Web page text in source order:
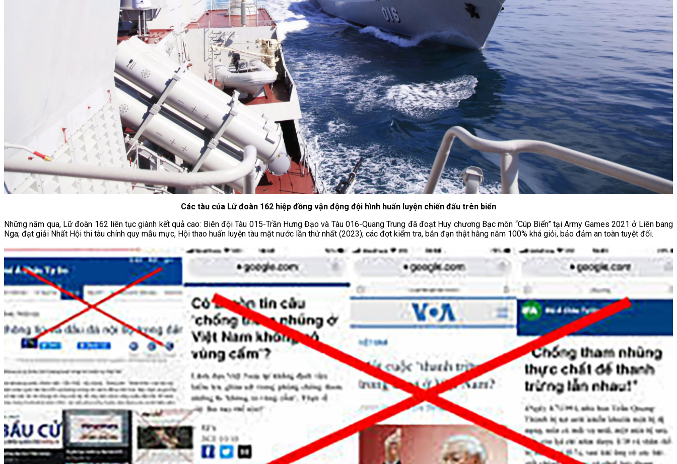
Các tàu của Lữ đoàn 162 hiệp đồng vận động đội hình huấn luyện chiến đấu trên biển
Những năm qua, Lữ đoàn 162 liên tục giành kết quả cao: Biên đội Tàu 015-Trần Hưng Đạo và Tàu 016-Quang Trung đã đoạt Huy chương Bạc môn “Cúp Biển” tại Army Games 2021 ở Liên bang
Nga; đạt giải Nhất Hội thi tàu chính quy mẫu mực, Hội thao huấn luyện tàu mặt nước lần thứ nhất (2023); các đợt kiểm tra, bắn đạn thật hằng năm 100% khá giỏi, bảo đảm an toàn tuyệt đối.